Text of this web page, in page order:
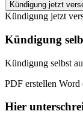
SPORTSCLUB4
kündigen
quantity
Kündigung jetzt
Kündigung jetzt
Kündigung
Kündigung selbst
PDF erstellen Word
Hier